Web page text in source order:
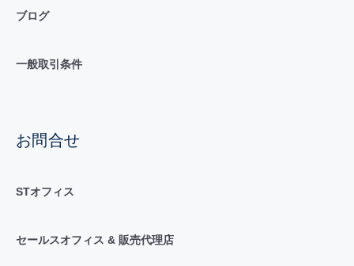
ブログ
一般取引条件
お問合せ
STオフィス
セールスオフィス & 販売代理店